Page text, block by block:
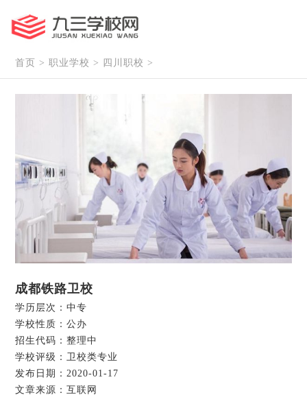
首页 >职业学校 > 四川职校 >
成都铁路卫校
学历层次：中专
学校性质：公办
招生代码：整理中
学校评级：卫校类专业
发布日期：2020-01-17
文章来源：互联网